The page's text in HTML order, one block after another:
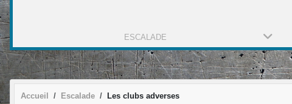
ESCALADE
Accueil Escalade Les clubs adverses